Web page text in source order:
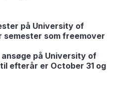
på University of
semester som freemover
på University of
efterår er October 31 og